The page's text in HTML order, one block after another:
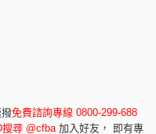
免費諮詢專線 0800-299-688
搜尋 @cfba加入好友， 即有專